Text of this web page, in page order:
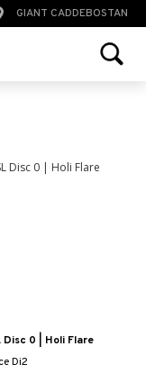
GIANT CADDEBOSTAN
0 | Holi Flare
Di2